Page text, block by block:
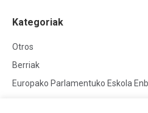
Kategoriak
Otros
Berriak
Europako Parlamentuko Eskola